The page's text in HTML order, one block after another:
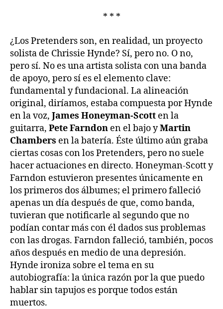
* * *
¿Los Pretenders son, en realidad, un proyecto
solista de Chrissie Hynde? Sí, pero no. O no,
pero sí. No es una artista solista con una banda
de apoyo, pero sí es el elemento clave:
fundamental y fundacional. La alineación
original, diríamos, estaba compuesta por Hynde
en la voz, James Honeyman-Scott en la
guitarra, Pete Farndon en el bajo yMartin
Chambers en la batería. Éste último aún graba
ciertas cosas con los Pretenders, pero no suele
hacer actuaciones en directo. Honeyman-Scott y
Farndon estuvieron presentes únicamente en
los primeros dos álbumes; el primero falleció
apenas un día después de que, como banda,
tuvieran que notificarle al segundo que no
podían contar más con él dados sus problemas
con las drogas. Farndon falleció, también, pocos
años después en medio de una depresión.
Hynde ironiza sobre el tema en su
autobiografía: la única razón por la que puedo
hablar sin tapujos es porque todos están
muertos.